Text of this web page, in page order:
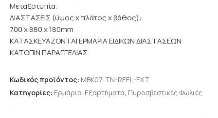
Μεταξοτυπία.
ΔΙΑΣΤΑΣΕΙΣ (ύψος x πλάτος x βάθος):
700 x 880 x 180mm
ΚΑΤΑΣΚΕΥΑΖΟΝΤΑΙ ΕΡΜΑΡΙΑ ΕΙΔΙΚΩΝ ΔΙΑΣΤΑΣΕΩΝ
ΚΑΤΟΠΙΝ ΠΑΡΑΓΓΕΛΙΑΣ
Κωδικός προϊόντος: MBK07-TN-REEL-EXT
Κατηγορίες: Ερμάρια-Εξαρτήματα, Πυροσβεστικές Φωλιές